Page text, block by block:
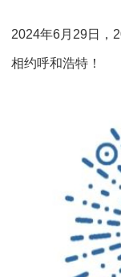
2024年6月29日，
相约呼和浩特！